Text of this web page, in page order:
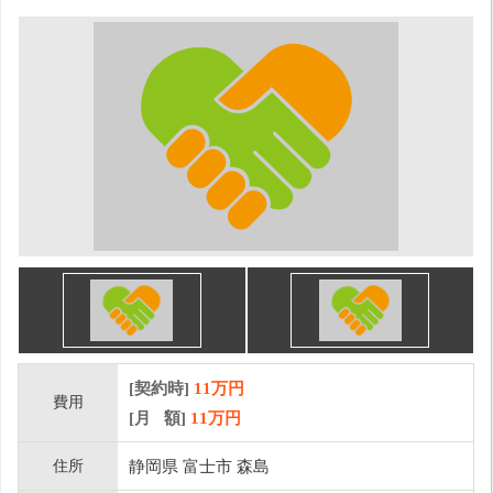
費用
[契約時] 11万円
[月 額] 11万円
住所 静岡県 富士市 森島